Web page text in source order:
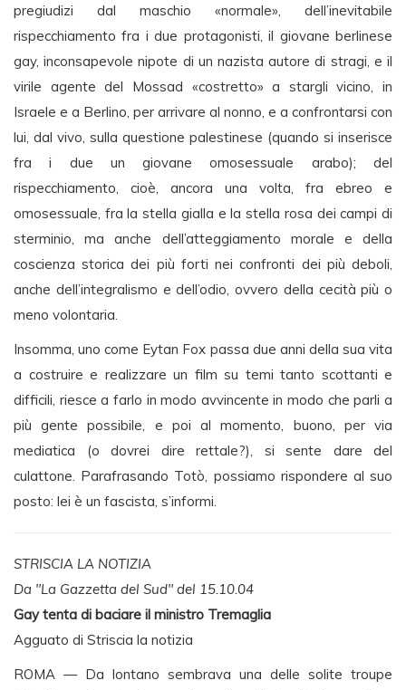
pregiudizi dal maschio «normale», dell’inevitabile
rispecchiamento fra i due protagonisti, il giovane berlinese
gay, inconsapevole nipote di un nazista autore di stragi, e il
virile agente del Mossad «costretto» a stargli vicino, in
Israele e a Berlino, per arrivare al nonno, e a confrontarsi con
lui, dal vivo, sulla questione palestinese (quando si inserisce
fra i due un giovane omosessuale arabo); del
rispecchiamento, cioè, ancora una volta, fra ebreo e
omosessuale, fra la stella gialla e la stella rosa dei campi di
sterminio, ma anche dell’atteggiamento morale e della
coscienza storica dei più forti nei confronti dei più deboli,
anche dell’integralismo e dell’odio, ovvero della cecità più o
meno volontaria.
Insomma, uno come Eytan Fox passa due anni della sua vita
a costruire e realizzare un film su temi tanto scottanti e
difficili, riesce a farlo in modo avvincente in modo che parli a
più gente possibile, e poi al momento, buono, per via
mediatica (o dovrei dire rettale?), si sente dare del
culattone. Parafrasando Totò, possiamo rispondere al suo
posto: lei è un fascista, s’informi.
STRISCIA LA NOTIZIA
Da "La Gazzetta del Sud" del 15.10.04
Gay tenta di baciare il ministro Tremaglia
Agguato di Striscia la notizia
ROMA — Da lontano sembrava una delle solite troupe